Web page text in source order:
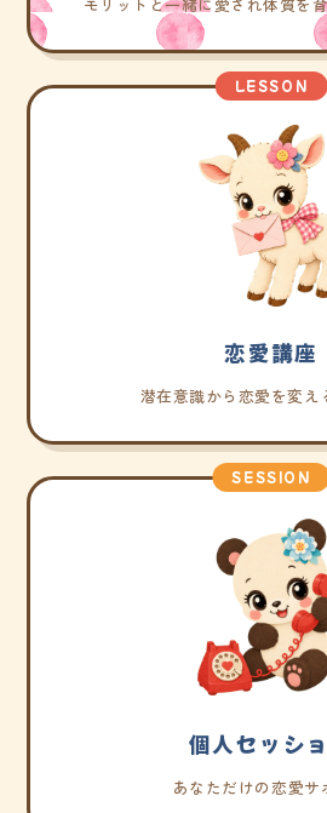
LESSON
恋愛講座
潜在意識から恋愛を変え
SESSION
個人セッシ
あなただけの恋愛サ